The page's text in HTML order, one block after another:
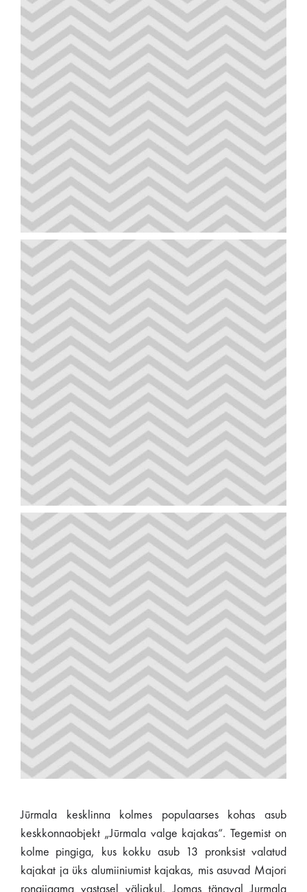
Jūrmala kesklinna kolmes populaarses kohas asub
keskkonnaobjekt „Jūrmala valge kajakas“. Tegemist on
kolme pingiga, kus kokku asub 13 pronksist valatud
kajakat ja üks alumiiniumist kajakas, mis asuvad Majori
rongijaama vastasel väljakul, Jomas tänaval Jurmala